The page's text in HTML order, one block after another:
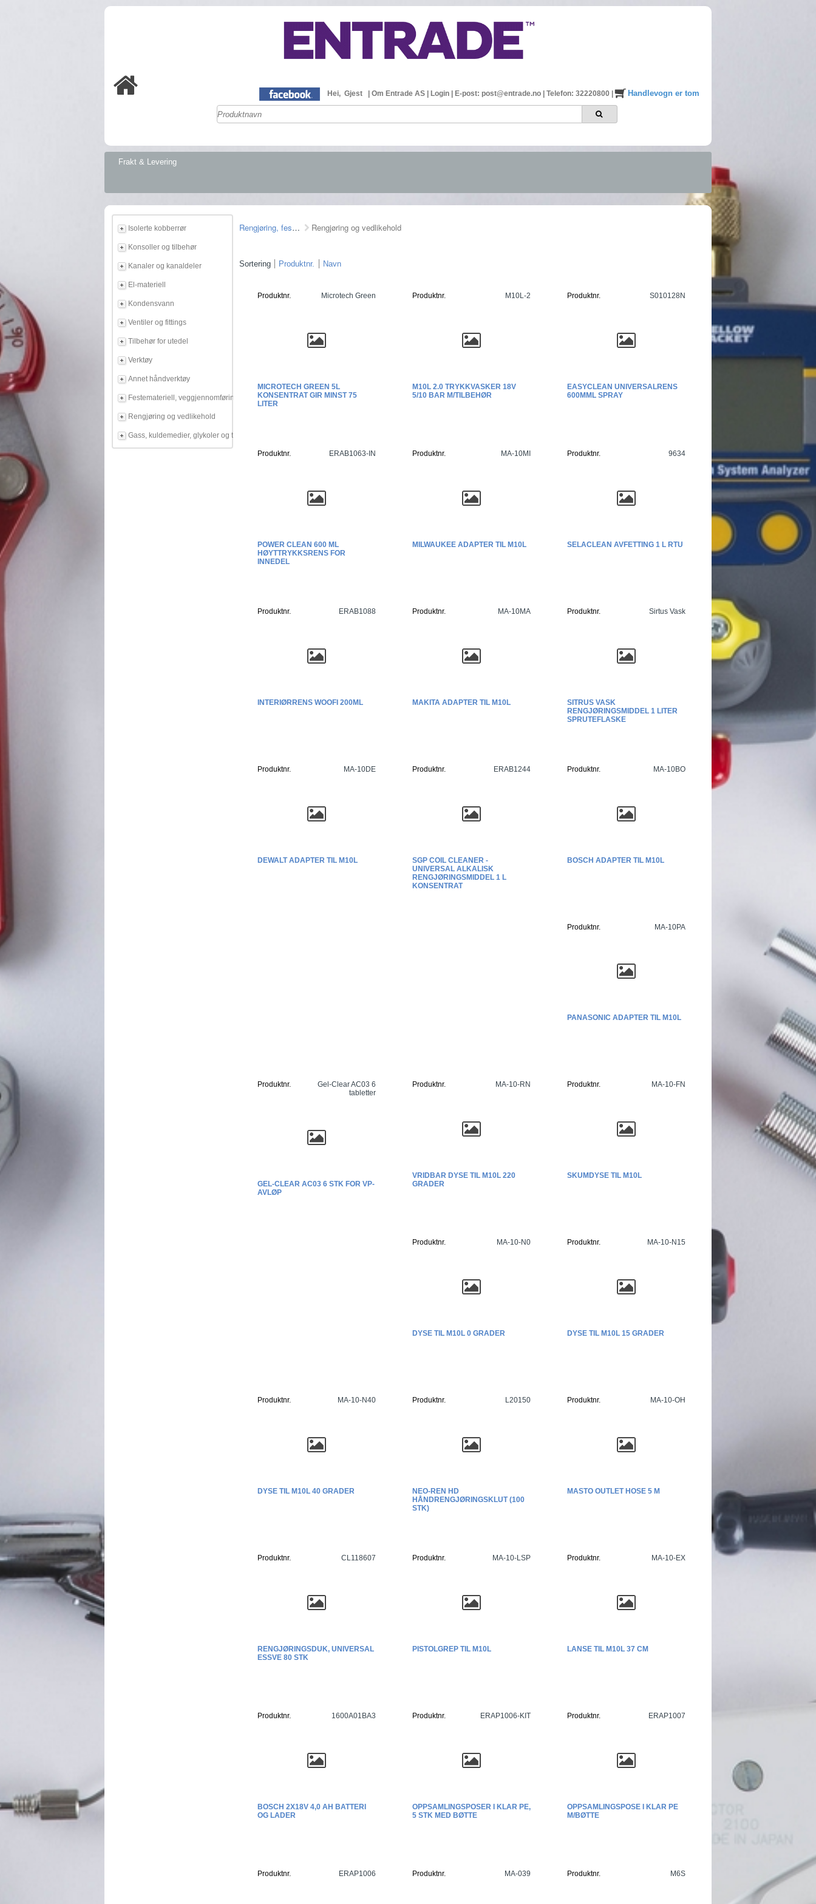
Hei, Gjest Om Entrade AS Login E-post: post@entrade.no Telefon: 32220800 | Handlevogn er tom
Frakt & Levering
Isolerte kobberrør
Konsoller og tilbehør
Kanaler og kanaldeler
El-materiell
Kondensvann
Ventiler og fittings
Tilbehør for utedel
Verktøy
Annet håndverktøy
Festemateriell, veggjennomføring
Rengjøring og vedlikehold
Gass, kuldemedier, glykoler og tilbehør
Rengjøring, feste mm Rengjøring og vedlikehold
Sortering Produktnr. Navn
Produktnr. Microtech Green
MICROTECH GREEN 5L
KONSENTRAT GIR MINST 75
LITER
Produktnr. M10L-2
M10L 2.0 TRYKKVASKER 18V
5/10 BAR M/TILBEHØR
Produktnr. S010128N
EASYCLEAN UNIVERSALRENS
600MML SPRAY
Produktnr. ERAB1063-IN
POWER CLEAN 600 ML
HØYTTRYKKSRENS FOR
INNEDEL
Produktnr. MA-10MI
MILWAUKEE ADAPTER TIL M10L
Produktnr. 9634
SELACLEAN AVFETTING 1 L RTU
Produktnr. ERAB1088
INTERIØRRENS WOOFI 200ML
Produktnr. MA-10MA
MAKITA ADAPTER TIL M10L
Produktnr. Sirtus Vask
SITRUS VASK
RENGJØRINGSMIDDEL 1 LITER
SPRUTEFLASKE
Produktnr. MA-10DE
DEWALT ADAPTER TIL M10L
Produktnr. ERAB1244
SGP COIL CLEANER -
UNIVERSAL ALKALISK
RENGJØRINGSMIDDEL 1 L
KONSENTRAT
Produktnr. MA-10BO
BOSCH ADAPTER TIL M10L
Produktnr. MA-10PA
PANASONIC ADAPTER TIL M10L
Produktnr.
Gel-Clear AC03 6
tabletter
GEL-CLEAR AC03 6 STK FOR VP-
AVLØP
Produktnr. MA-10-RN
VRIDBAR DYSE TIL M10L 220
GRADER
Produktnr. MA-10-FN
SKUMDYSE TIL M10L
Produktnr. MA-10-N0
DYSE TIL M10L 0 GRADER
Produktnr. MA-10-N15
DYSE TIL M10L 15 GRADER
Produktnr. MA-10-N40
DYSE TIL M10L 40 GRADER
Produktnr. L20150
NEO-REN HD
HÅNDRENGJØRINGSKLUT (100
STK)
Produktnr. MA-10-OH
MASTO OUTLET HOSE 5 M
Produktnr. CL118607
RENGJØRINGSDUK, UNIVERSAL
ESSVE 80 STK
Produktnr. MA-10-LSP
PISTOLGREP TIL M10L
Produktnr. MA-10-EX
LANSE TIL M10L 37 CM
Produktnr. 1600A01BA3
BOSCH 2X18V 4,0 AH BATTERI
OG LADER
Produktnr. ERAP1006-KIT
OPPSAMLINGSPOSER I KLAR PE,
5 STK MED BØTTE
Produktnr. ERAP1007
OPPSAMLINGSPOSE I KLAR PE
M/BØTTE
Produktnr. ERAP1006 Produktnr. MA-039 Produktnr. M6S